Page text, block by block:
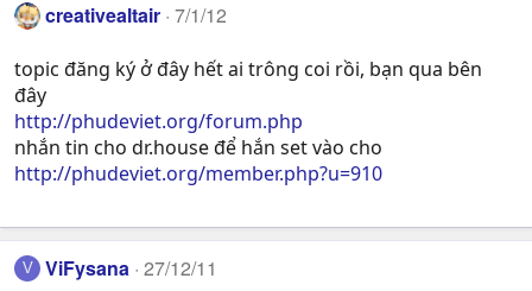
creativealtair 7/1/12
topic đăng ký ở đây hết ai trông coi rồi, bạn qua bên
đây
http://phudeviet.org/forum.php
nhắn tin cho dr.house để hắn set vào cho
http://phudeviet.org/member.php?u=910
V ViFysana 27/12/11